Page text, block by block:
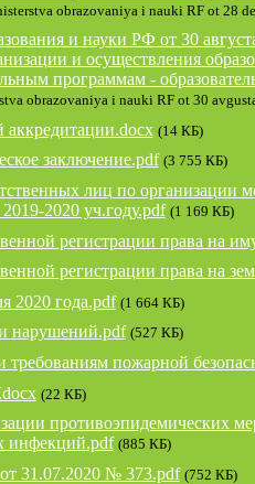
obrazovaniya i nauki RF ot 28
и науки РФ от 30
и осуществления
программам -
obrazovaniya i nauki RF ot 30
аккредитации.docx (14 КБ)
заключение.pdf (3 755 КБ)
лиц по организации
2020 уч.году.pdf (1 169 КБ)
регистрации права на
регистрации права на
2020 года.pdf (1 664 КБ)
нарушений.pdf (527 КБ)
требованиям пожарной
(22 КБ)
противоэпидемических
инфекций.pdf (885 КБ)
31.07.2020 № 373.pdf (752 КБ)